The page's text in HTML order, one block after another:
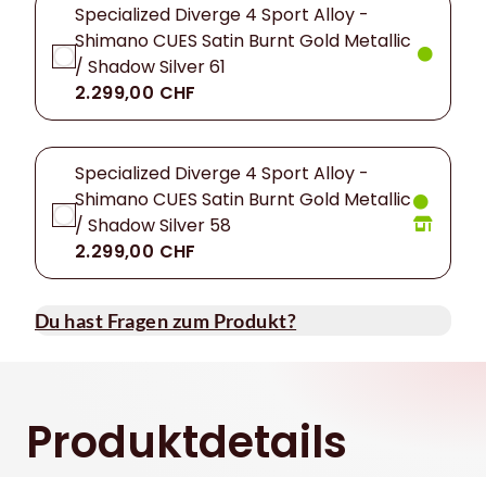
Specialized Diverge 4 Sport Alloy -
Shimano CUES Satin Burnt Gold Metallic
/ Shadow Silver 61
2.299,00 CHF
Specialized Diverge 4 Sport Alloy -
Shimano CUES Satin Burnt Gold Metallic
/ Shadow Silver 58
2.299,00 CHF
Du hast Fragen zum Produkt?
Produktdetails